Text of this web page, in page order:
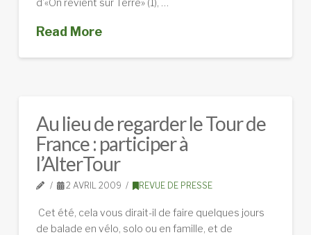
Read More
Au lieu de regarder le Tour de
France : participer à
l’AlterTour
2 AVRIL 2009 REVUE DE PRESSE
Cet été, cela vous dirait-il de faire quelques jours
de balade en vélo, solo ou en famille, et de